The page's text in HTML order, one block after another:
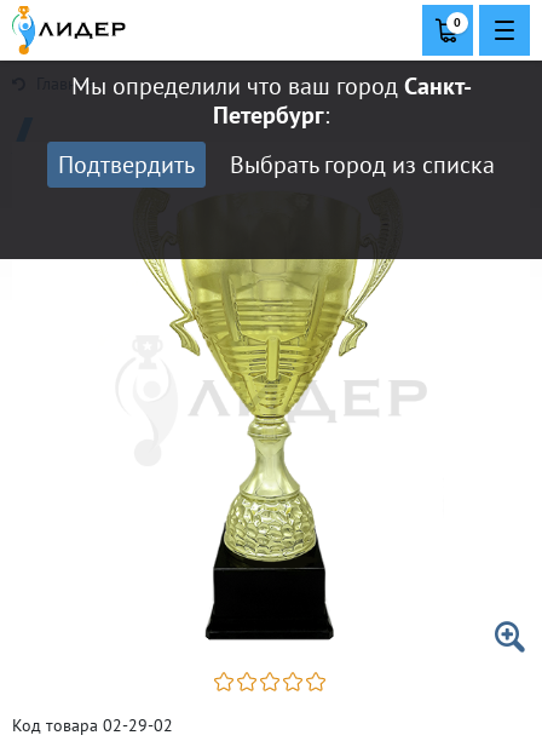
Мы определили что ваш городСанкт-
Петербург:
Подтвердить
Выбрать город из списка
0
Главная
Код товара 02-29-02